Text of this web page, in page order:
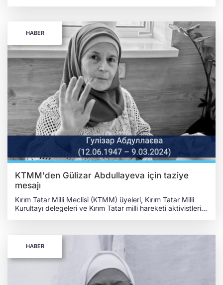
mesajı paylaştı. Topçu'nun mesajında şu ifadeler yer aldı:
"Kırım Tatarlarının millî lideri, Ukrayna Milletvekili, Türk
dünyasının büyük evladı Mustafa Abdülcemil
Kırımoğlu'nun 9 Mart 2025'te Kırım'da vefat eden kız
kardeşi Gülizar Abdullayeva'ya Allah'tan rahmet,
yakınlarına ve sevenlerine başsağlığı diliyorum. El-Fatiha!.."
Aynı zamanda Topçu, merhumenin cenaze namazının, 10
Mart 2025 tarihinde saat 14.00'te Rus işgali altındaki
Kırım'ın Bahçesaray şehrinde bulundan Hançayırı Camii'nde
kılınacağını hatırlattı.
HABER
KTMM'den Gülizar Abdullayeva için taziye
mesajı
Kırım Tatar Milli Meclisi (KTMM) üyeleri, Kırım Tatar Milli
Kurultayı delegeleri ve Kırım Tatar milli hareketi aktivistleri;
Kırımoğlu'nun kız kardeşi Gülizar Abdullayeva'nın vefatına
ilişkin bir taziye mesajı paylaştı. Kırım Tatarlarının millî lideri,
Ukrayna Milletvekili Mustafa Abdülcemil Kırımoğlu'nun kız
kardeşi Gülizar Abdullayeva, senelerdir savaştığı
kansere yenik düşerek 9 Mart 2025 tarihinde vefat etti.
KTMM'DEN GÜLİZAR ABDULLAYEVA'YA TAZİYE MESAJI
HABER